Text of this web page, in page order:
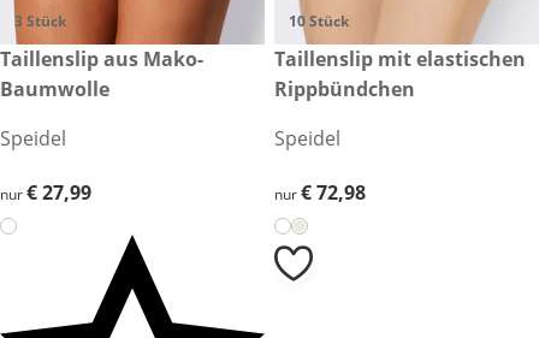
3 Stück
€ 27,99
Taillenslip aus Mako-
Baumwolle
Speidel
€ 27,99
nur€ 27,99
10 Stück
€ 72,98
Taillenslip mit elastischen
Rippbündchen
Speidel
€ 72,98
nur€ 72,98